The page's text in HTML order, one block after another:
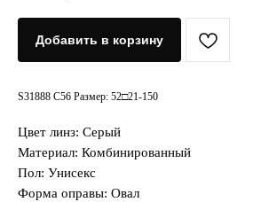
Добавить в корзину
S31888 C56 Размер: 52□21-150
Цвет линз: Серый
Материал: Комбинированный
Пол: Унисекс
Форма оправы: Овал